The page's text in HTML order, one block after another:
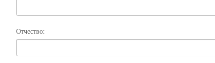
Отчество: